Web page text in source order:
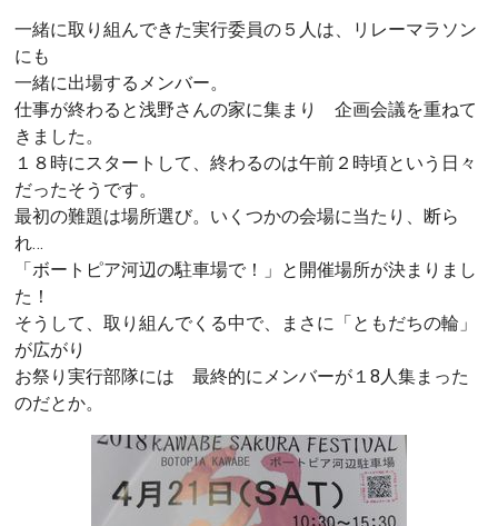
一緒に取り組んできた実行委員の５人は、リレーマラソン
にも
一緒に出場するメンバー。
仕事が終わると浅野さんの家に集まり 企画会議を重ねて
きました。
１８時にスタートして、終わるのは午前２時頃という日々
だったそうです。
最初の難題は場所選び。いくつかの会場に当たり、断ら
れ…
「ボートピア河辺の駐車場で！」と開催場所が決まりまし
た！
そうして、取り組んでくる中で、まさに「ともだちの輪」
が広がり
お祭り実行部隊には 最終的にメンバーが１8人集まった
のだとか。